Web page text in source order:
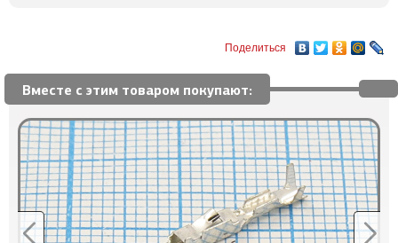
Поделиться
Вместе с этим товаром покупают: